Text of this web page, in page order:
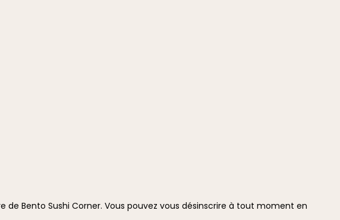
Bento Sushi Corner. Vous pouvez vous désinscrire à tout moment en